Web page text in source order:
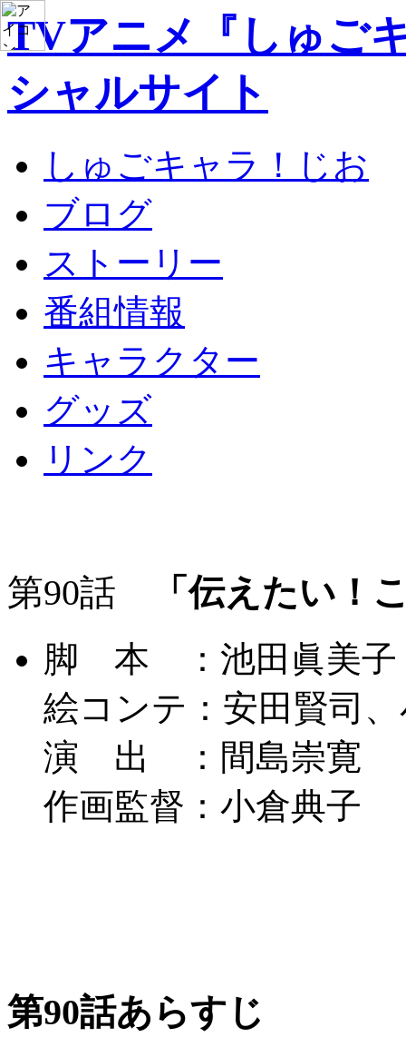
TVアニメ『しゅご
シャルサイト
しゅごキャラ！じお
ブログ
ストーリー
番組情報
キャラクター
グッズ
リンク
第90話 「伝えたい！
脚 本 ：池田眞美子
絵コンテ：安田賢司
演 出 ：間島崇寛
作画監督：小倉典子
第90話あらすじ